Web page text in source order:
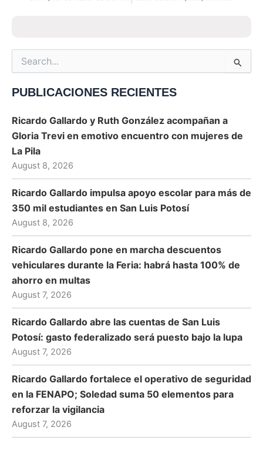
Search
for:
PUBLICACIONES RECIENTES
Ricardo Gallardo y Ruth González acompañan a
Gloria Trevi en emotivo encuentro con mujeres de
La Pila
August 8, 2026
Ricardo Gallardo impulsa apoyo escolar para más de
350 mil estudiantes en San Luis Potosí
August 8, 2026
Ricardo Gallardo pone en marcha descuentos
vehiculares durante la Feria: habrá hasta 100% de
ahorro en multas
August 7, 2026
Ricardo Gallardo abre las cuentas de San Luis
Potosí: gasto federalizado será puesto bajo la lupa
August 7, 2026
Ricardo Gallardo fortalece el operativo de seguridad
en la FENAPO; Soledad suma 50 elementos para
reforzar la vigilancia
August 7, 2026